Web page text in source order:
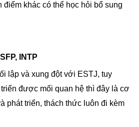
khác có thể học hỏi bổ sung
INTP
lập và xung đột với ESTJ, tuy
được mối quan hệ thì đây là cơ
phát triển, thách thức luôn đi kèm